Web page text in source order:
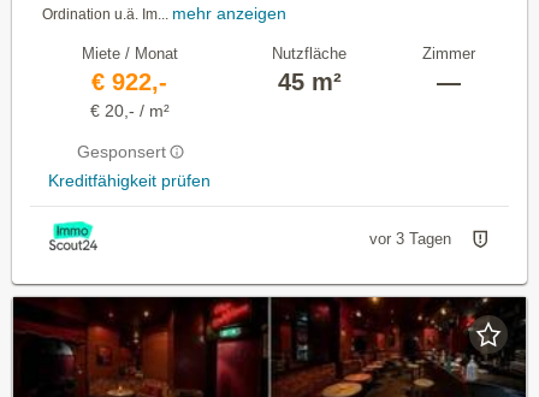
Ordination u.ä. Im...
mehr anzeigen
Miete / Monat
€ 922,-
€ 20,- / m²
Gesponsert
Kreditfähigkeit prüfen
Nutzfläche
45 m²
Zimmer
—
vor 3 Tagen